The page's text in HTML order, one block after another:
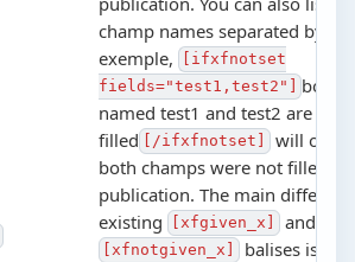
champ names separated by
exemple,
[ifxfnotset
fields="test1,test2"]
both
named test1 and test2 are not
filled
[/ifxfnotset]
will
both champs were not filled in
publication. The main
existing
[xfgiven_x] and
[xfnotgiven_x]
balises is